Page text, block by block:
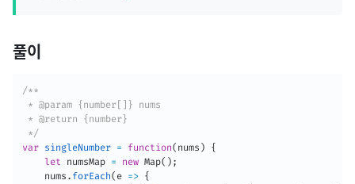
풀이
/**
* @param {number[]} nums
* @return {number}
*/
var singleNumber = function( nums )
{
let numsMap = new Map( ) ;
    nums
. forEach( e => {